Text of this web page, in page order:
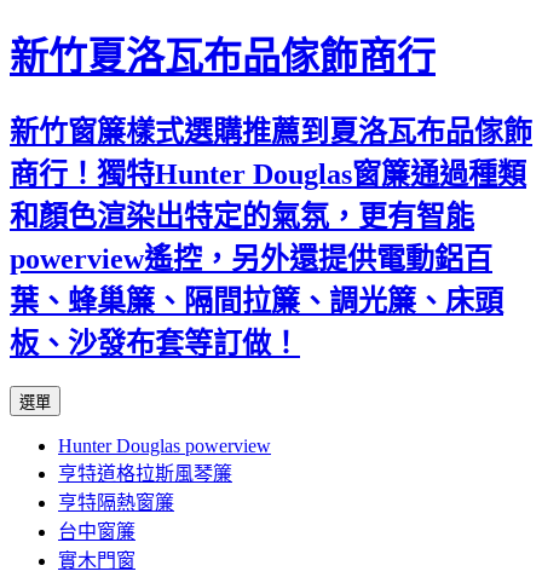
新竹夏洛瓦布品傢飾商行
新竹窗簾樣式選購推薦到夏洛瓦布品傢飾
商行！獨特Hunter Douglas窗簾通過種類
和顏色渲染出特定的氣氛，更有智能
powerview遙控，另外還提供電動鋁百
葉、蜂巢簾、隔間拉簾、調光簾、床頭
板、沙發布套等訂做！
選單
內
容
Hunter Douglas powerview
亨特道格拉斯風琴簾
亨特隔熱窗簾
台中窗簾
實木門窗